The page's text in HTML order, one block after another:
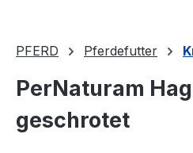
PFERD Pferdefutter
PerNaturam
geschrotet